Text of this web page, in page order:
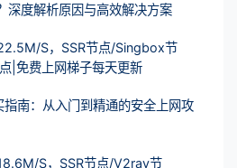
深度解析原因与高效解决方案
S，SSR节点/Singbox节
|免费上网梯子每天更新
南：从入门到精通的安全上网攻
S，SSR节点/V2ray节